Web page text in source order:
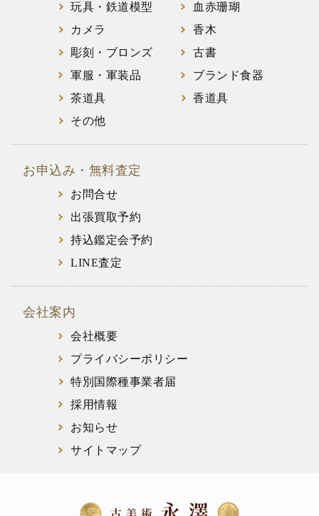
玩具・鉄道模型
血赤珊瑚
カメラ
香木
彫刻・ブロンズ
古書
軍服・軍装品
ブランド食器
茶道具
香道具
その他
お申込み・無料査定
お問合せ
出張買取予約
持込鑑定会予約
LINE査定
会社案内
会社概要
プライバシーポリシー
特別国際種事業者届
採用情報
お知らせ
サイトマップ